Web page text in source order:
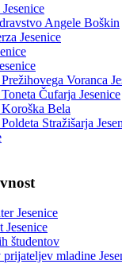
Angele Boškin
Jesenice
Voranca
Čufarja Jesenice
Bela
Stražišarja
Jesenice
Jesenice
študentov
prijateljev mladine